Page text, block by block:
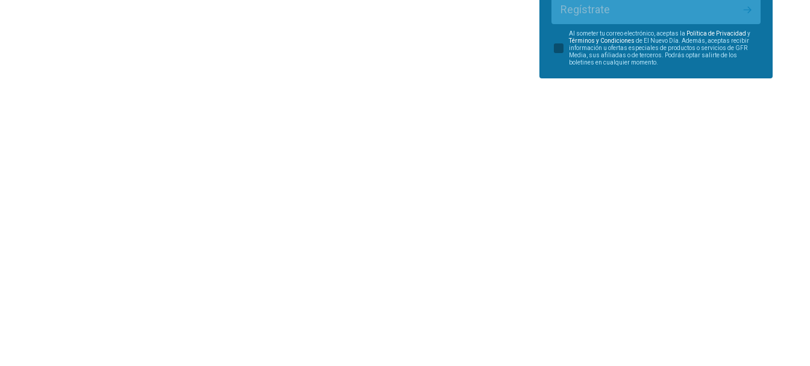
Regístrate
Al someter tu correo electrónico, aceptas la Política de Privacidad y
Términos y Condiciones de El Nuevo Día. Además, aceptas recibir
información u ofertas especiales de productos o servicios de GFR
Media, sus afiliadas o de terceros. Podrás optar salirte de los
boletines en cualquier momento.